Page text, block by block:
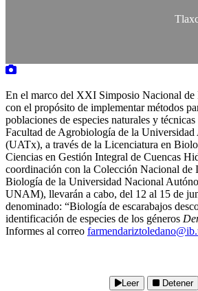
En el marco del XXI Simposio Nacional de
con el propósito de implementar métodos
poblaciones de especies naturales y
Facultad de Agrobiología de la
(UATx), a través de la Licenciatura en
Ciencias en Gestión Integral de Cuencas
coordinación con la Colección Nacional de
Biología de la Universidad Nacional
UNAM), llevarán a cabo, del 12 al 15 de
denominado: “Biología de escarabajos
identificación de especies de los géneros
Informes al correo
Leer Detener